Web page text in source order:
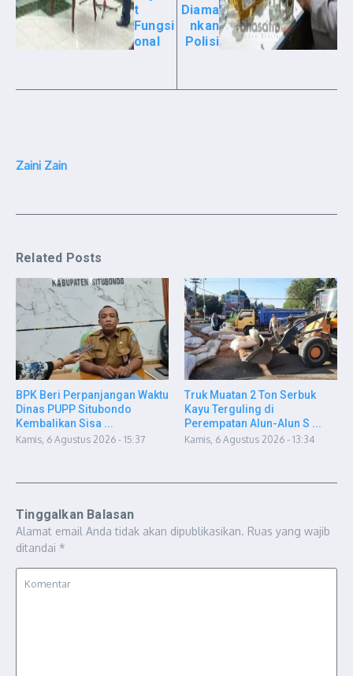
t
Fungsi
onal
Diama
nkan
Polisi
Zaini Zain
Related Posts
BPK Beri Perpanjangan Waktu
Dinas PUPP Situbondo
Kembalikan Sisa ...
Kamis, 6 Agustus 2026 - 15:37
Truk Muatan 2 Ton Serbuk
Kayu Terguling di
Perempatan Alun-Alun S ...
Kamis, 6 Agustus 2026 - 13:34
Tinggalkan Balasan
Alamat email Anda tidak akan dipublikasikan. Ruas yang wajib
ditandai *